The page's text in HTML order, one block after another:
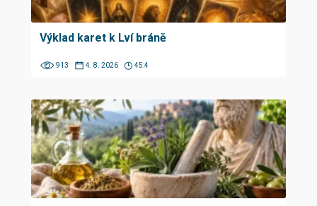
Výklad karet k Lví bráně
913 4. 8. 2026 45:4